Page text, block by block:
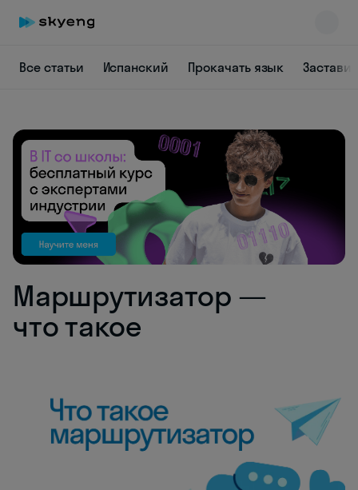
Все статьи Испанский Прокачать язык
Маршрутизатор —
что такое
Skyeng Chat
online